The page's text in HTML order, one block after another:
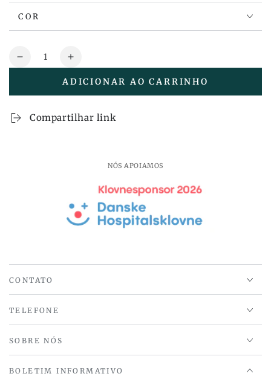
COR
Quantidade
Reduza
quantidade
Espelho
com
Aumente
quantidade
Espelho
com
ADICIONAR AO CARRINHO
Compartilhar link
NÓS APOIAMOS
CONTATO
TELEFONE
SOBRE NÓS
BOLETIM INFORMATIVO